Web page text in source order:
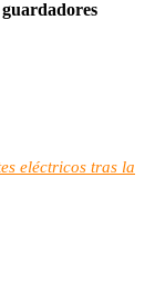
eléctricos tras la